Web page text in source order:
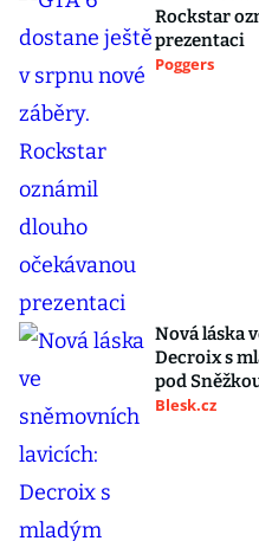
Rockstar
prezentaci
Poggers
Nová láska
Decroix s
pod
Blesk.cz